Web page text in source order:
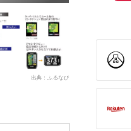
出典：ふるなび